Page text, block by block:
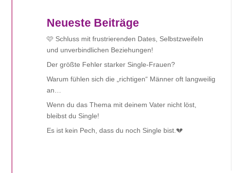
Neueste Beiträge
🩷 Schluss mit frustrierenden Dates, Selbstzweifeln
und unverbindlichen Beziehungen!
Der größte Fehler starker Single-Frauen?
Warum fühlen sich die „richtigen“ Männer oft langweilig
an…
Wenn du das Thema mit deinem Vater nicht löst,
bleibst du Single!
Es ist kein Pech, dass du noch Single bist.💔